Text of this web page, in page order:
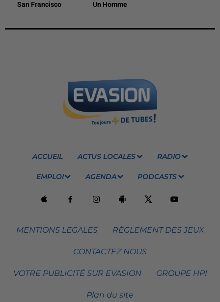
San Francisco Un Homme
ACCUEIL ACTUS LOCALES RADIO
EMPLOI AGENDA PODCASTS
MENTIONS LEGALES RÈGLEMENT DES JEUX
CONTACTEZ NOUS
VOTRE PUBLICITÉ SUR EVASION GROUPE HPI
Plan du site